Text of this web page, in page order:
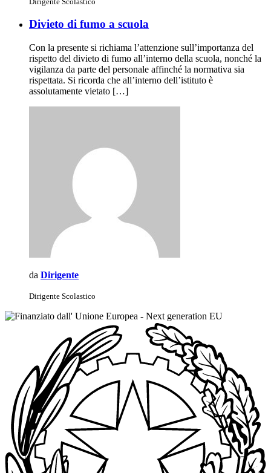
Divieto di fumo a scuola
Con la presente si richiama l’attenzione sull’importanza del
rispetto del divieto di fumo all’interno della scuola, nonché la
vigilanza da parte del personale affinché la normativa sia
rispettata. Si ricorda che all’interno dell’istituto è
assolutamente vietato […]
da Dirigente
Dirigente Scolastico